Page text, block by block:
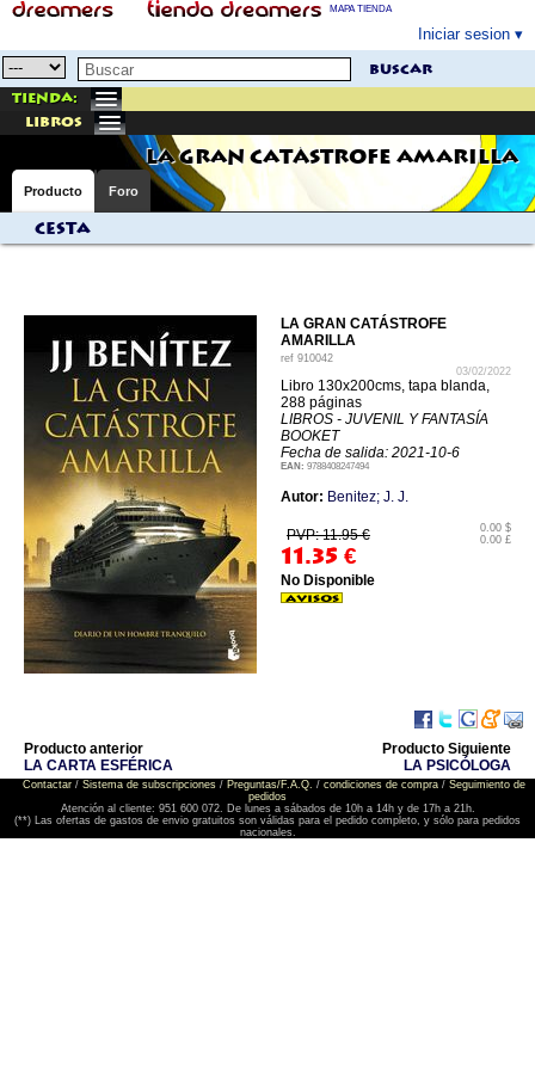
MAPA TIENDA
Iniciar sesion
buscar
Tienda:
libros
LA GRAN CATÁSTROFE AMARILLA
Producto Foro
Cesta
LA GRAN CATÁSTROFE
AMARILLA
ref 910042
03/02/2022
Libro 130x200cms, tapa blanda,
288 páginas
LIBROS - JUVENIL Y FANTASÍA
BOOKET
Fecha de salida: 2021-10-6
EAN: 9788408247494
Autor: Benitez; J. J.
PVP: 11.95 €
11.35 €
0.00 $
0.00 £
No Disponible
Producto anterior
LA CARTA ESFÉRICA
Producto Siguiente
LA PSICÓLOGA
Contactar/ Sistema de subscripciones/ Preguntas/F.A.Q. / condiciones de compra/ Seguimiento de
pedidos
Atención al cliente: 951 600 072. De lunes a sábados de 10h a 14h y de 17h a 21h.
(**) Las ofertas de gastos de envio gratuitos son válidas para el pedido completo, y sólo para pedidos
nacionales.